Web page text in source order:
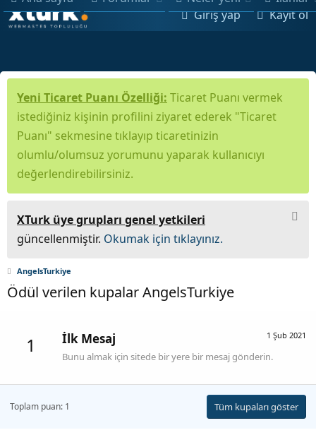
Giriş yap Kayıt ol
Yeni Ticaret Puanı Özelliği: Ticaret Puanı vermek
istediğiniz kişinin profilini ziyaret ederek "Ticaret
Puanı" sekmesine tıklayıp ticaretinizin
olumlu/olumsuz yorumunu yaparak kullanıcıyı
değerlendirebilirsiniz.
XTurk üye grupları genel yetkileri
güncellenmiştir. Okumak için tıklayınız.
AngelsTurkiye
Ödül verilen kupalar AngelsTurkiye
1 1 Şub 2021
İlk Mesaj
Bunu almak için sitede bir yere bir mesaj gönderin.
Toplam puan: 1 Tüm kupaları göster